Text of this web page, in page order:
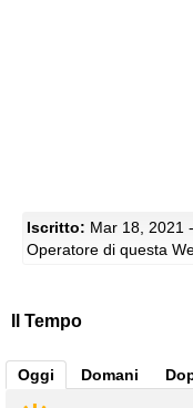
Iscritto: Mar 18, 2021 -
Operatore di questa
Il Tempo
Oggi Domani